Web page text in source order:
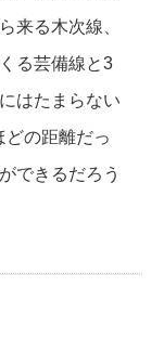
来る木次線、
る芸備線と3
はたまらない
の距離だっ
できるだろう